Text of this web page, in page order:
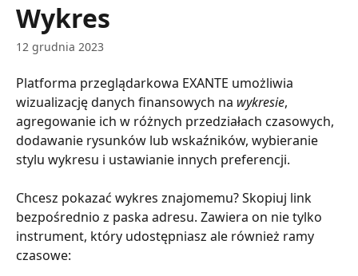
Wykres
12 grudnia 2023
Platforma przeglądarkowa EXANTE umożliwia
wizualizację danych finansowych na wykresie,
agregowanie ich w różnych przedziałach czasowych,
dodawanie rysunków lub wskaźników, wybieranie
stylu wykresu i ustawianie innych preferencji.
Chcesz pokazać wykres znajomemu? Skopiuj link
bezpośrednio z paska adresu. Zawiera on nie tylko
instrument, który udostępniasz ale również ramy
czasowe: